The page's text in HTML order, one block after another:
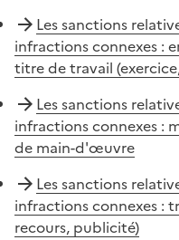
Les sanctions
infractions connexes :
titre de travail
Les sanctions
infractions connexes :
de main-d'œuvre
Les sanctions
infractions connexes :
recours, publicité)